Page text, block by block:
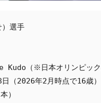
選手
Kudo（※日本オリンピック
（2026年2月時点で16歳）
）